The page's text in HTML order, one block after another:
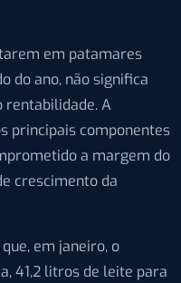
em patamares
do ano, não significa
rentabilidade. A
principais componentes
a margem do
crescimento da
em janeiro, o
41,2 litros de leite para